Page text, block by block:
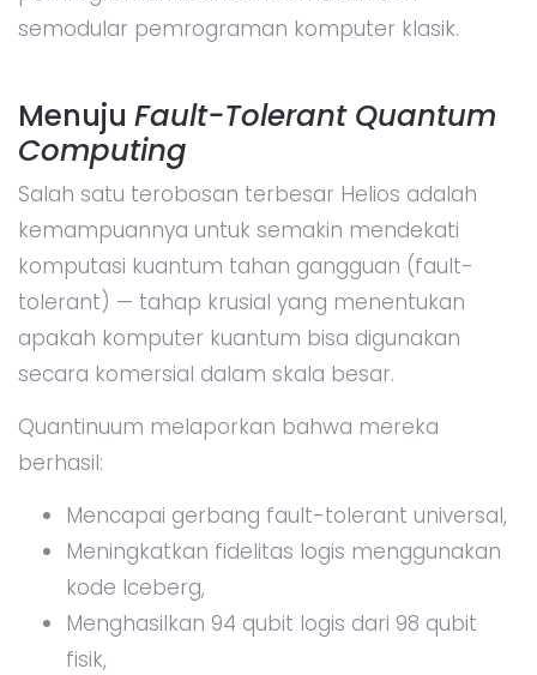
semodular pemrograman komputer klasik.
Menuju Fault-Tolerant Quantum
Computing
Salah satu terobosan terbesar Helios adalah
kemampuannya untuk semakin mendekati
komputasi kuantum tahan gangguan (fault-
tolerant) — tahap krusial yang menentukan
apakah komputer kuantum bisa digunakan
secara komersial dalam skala besar.
Quantinuum melaporkan bahwa mereka
berhasil:
Mencapai gerbang fault-tolerant universal,
Meningkatkan fidelitas logis menggunakan
kode Iceberg,
Menghasilkan 94 qubit logis dari 98 qubit
fisik,